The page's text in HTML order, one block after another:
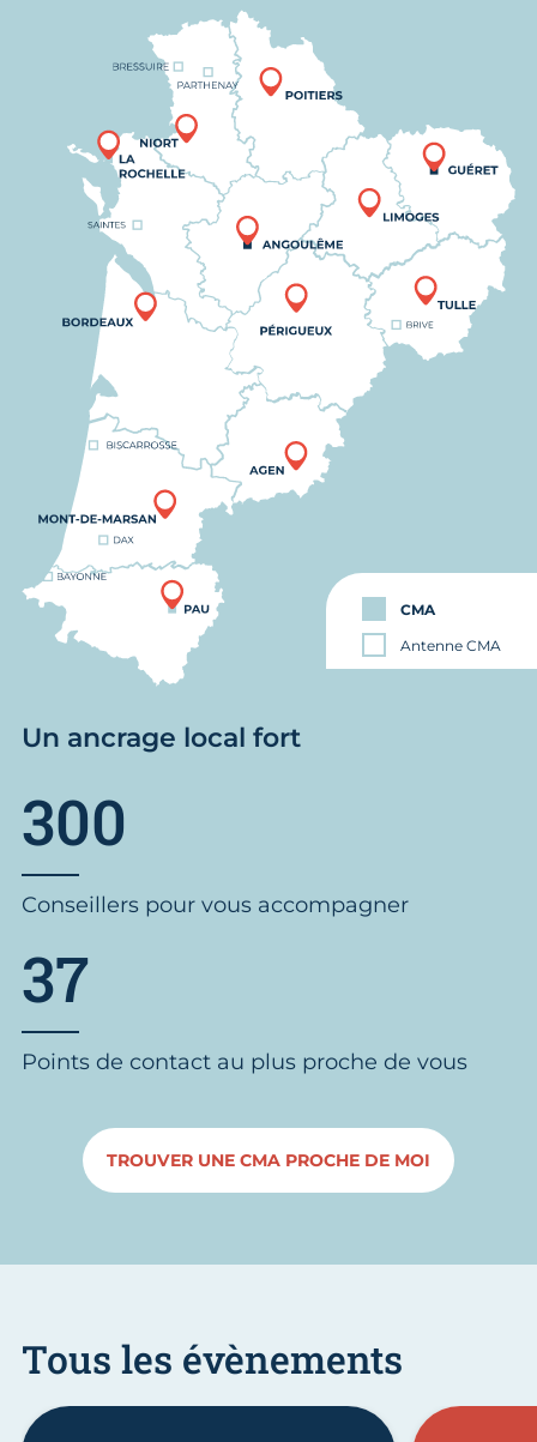
CMA
Antenne CMA
Un ancrage local fort
300
Conseillers pour vous accompagner
37
Points de contact au plus proche de vous
TROUVER UNE CMA PROCHE DE MOI
Tous les évènements